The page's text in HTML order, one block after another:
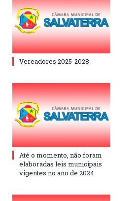
Vereadores 2025-2028
Até o momento, não foram
elaboradas leis municipais
vigentes no ano de 2024